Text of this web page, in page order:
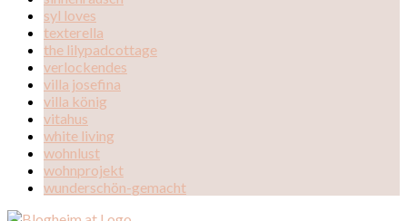
syl loves
texterella
the lilypadcottage
verlockendes
villa josefina
villa könig
vitahus
white living
wohnlust
wohnprojekt
wunderschön-gemacht